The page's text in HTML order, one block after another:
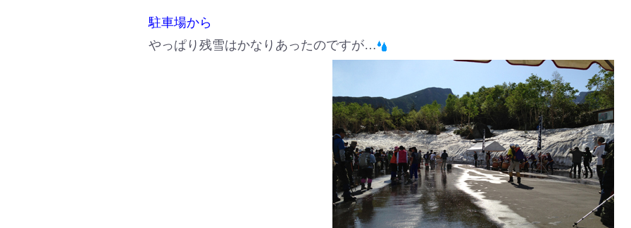
駐車場から
やっぱり残雪はかなりあったのですが…